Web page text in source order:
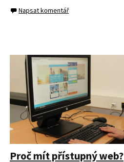
Napsat komentář
Proč mít přístupný web?